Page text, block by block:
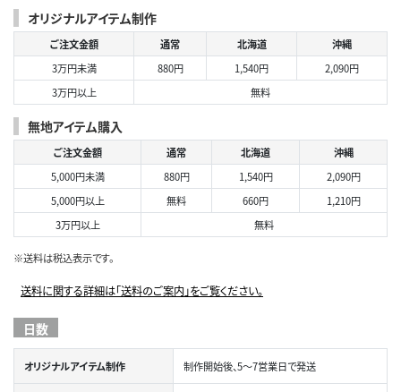
オリジナルアイテム制作
ご注文金額 通常 北海道
沖縄
3万円未満
880円 1,540円
2,090円
3万円以上
無料
無地アイテム購入
ご注文金額 通常 北海道
沖縄
5,000円未満
880円 1,540円
2,090円
5,000円以上
無料 660円
1,210円
3万円以上
無料
※送料は税込表示です。
送料に関する詳細は「送料のご案内」をご覧ください。
日数
オリジナルアイテム制作 制作開始後、5～7営業日で発送